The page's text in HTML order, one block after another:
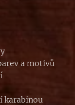
a motivů
karabinou